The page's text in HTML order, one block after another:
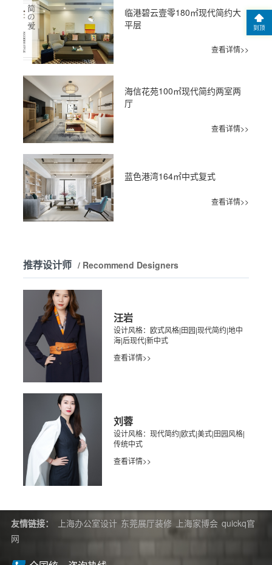
临港碧云壹零180㎡现代简约大
平层
查看详情>>
海信花苑100㎡现代简约两室两
厅
查看详情>>
蓝色港湾164㎡中式复式
查看详情>>
推荐设计师 / Recommend Designers
汪岩
设计风格：欧式风格|田园|现代简约|地中
海|后现代|新中式
查看详情>>
刘蓉
设计风格：现代简约|欧式|美式|田园风格|
传统中式
查看详情>>
友情链接： 上海办公室设计 东莞展厅装修 上海家博会 quickq官
网
到顶